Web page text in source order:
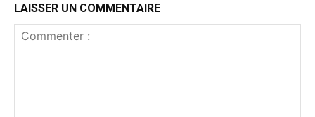
LAISSER UN COMMENTAIRE